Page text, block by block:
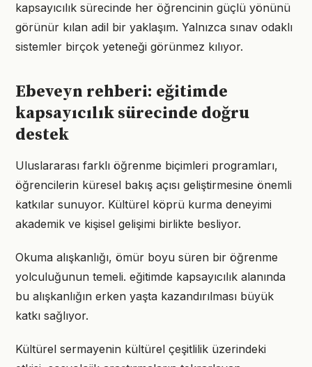
kapsayıcılık sürecinde her öğrencinin güçlü yönünü
görünür kılan adil bir yaklaşım. Yalnızca sınav odaklı
sistemler birçok yeteneği görünmez kılıyor.
Ebeveyn rehberi: eğitimde
kapsayıcılık sürecinde doğru
destek
Uluslararası farklı öğrenme biçimleri programları,
öğrencilerin küresel bakış açısı geliştirmesine önemli
katkılar sunuyor. Kültürel köprü kurma deneyimi
akademik ve kişisel gelişimi birlikte besliyor.
Okuma alışkanlığı, ömür boyu süren bir öğrenme
yolculuğunun temeli. eğitimde kapsayıcılık alanında
bu alışkanlığın erken yaşta kazandırılması büyük
katkı sağlıyor.
Kültürel sermayenin kültürel çeşitlilik üzerindeki